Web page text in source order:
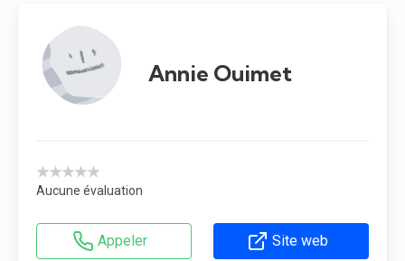
Annie Ouimet
★★★★★
Aucune évaluation
Appeler Site web